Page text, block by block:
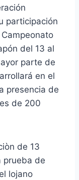
participación
del 13 al
parte de
en el
presencia de
de 200
de 13
prueba de
lojano